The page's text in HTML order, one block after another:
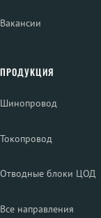
Вакансии
ПРОДУКЦИЯ
Шинопровод
Токопровод
Отводные блоки ЦОД
Все направления